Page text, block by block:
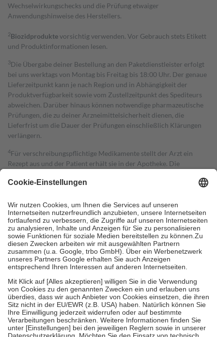
Wechselwirkungschecks und die Prüfung etwaiger
Anwendungshinweise des Herstellers.
2Biozidproduktevorsichtig verwenden. Vor Gebrauch stets Etikett
und Produktinformationen lesen.
3Die Übergabe deiner Bestellung an den Paketdienstleister erfolgt
bei uns werktags von Montag bis Freitag bis 18:00 Uhr. Der genaue
Lieferzeitpunkt kann je nach Region und in Abhängigkeit der
Produktverfügbarkeit sowie vom Zustellzeitpunkt des Spediteurs
abweichen. Darüber hinaus können notwendige pharmazeutische
Prüfungen, die zu deiner Arzneimittelsicherheit dienen, die
Lieferfrist um die Dauer der Prüfungen einschließlich Klärungen
verlängern.
4Für verschreibungspflichtige Medikamente stellt der Arzt ein
Rezept aus und der Patient erhält sie in der Apotheke. Die
Kosten dafür, der Versicherte trägt einen Teil davon als Zuzahlung
Grundsätzlich leisten Mitglieder Zuzahlungen in Höhe von zehn
Prozent des Abgabepreises,mindestensjedochfünf Euround
höchstens zehn Euro.Es sind jedoch nie mehr als die tatsächlichen
Kosten der Leistung zu entrichten.
Diese Regeln gelten grundsätzlich auch für Online-Apotheken.
Bei Heilmitteln und häuslicher Krankenpflege beträgt die
Zuzahlung zehn Prozent der Kosten sowie zehn Euro je
Um das Engagement der Versicherten für ihre eigene Gesundheit zu
stärken und die besondere Stellung der Familie zu unterstützen,
fallenkeine Zuzahlungen an bei:
• Kindern und Jugendlichen bis zum vollendeten 18. Lebensjahr
mit Ausnahme der Fahrkosten